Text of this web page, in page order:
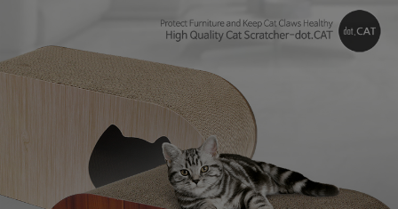
페이코 ID로
PAYCO 바로